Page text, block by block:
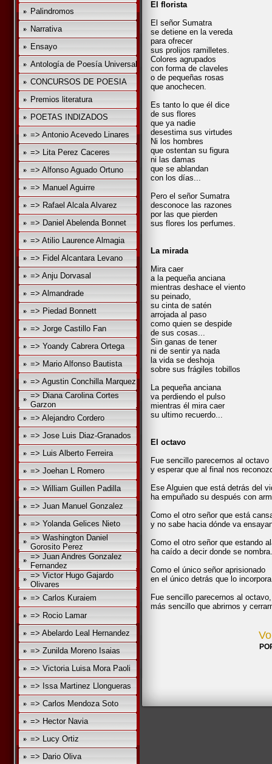
Palindromos
Narrativa
Ensayo
Antología de Poesía Universal
CONCURSOS DE POESIA
Premios literatura
POETAS INDIZADOS
=> Antonio Acevedo Linares
=> Lita Perez Caceres
=> Alfonso Aguado Ortuno
=> Manuel Aguirre
=> Rafael Alcala Alvarez
=> Daniel Abelenda Bonnet
=> Atilio Laurence Almagia
=> Fidel Alcantara Levano
=> Anju Dorvasal
=> Almandrade
=> Piedad Bonnett
=> Jorge Castillo Fan
=> Yoandy Cabrera Ortega
=> Mario Alfonso Bautista
=> Agustin Conchilla Marquez
=> Diana Carolina Cortes
Garzon
=> Alejandro Cordero
=> Jose Luis Diaz-Granados
=> Luis Alberto Ferreira
=> Joehan L Romero
=> William Guillen Padilla
=> Juan Manuel Gonzalez
=> Yolanda Gelices Nieto
=> Washington Daniel
Gorosito Perez
=> Juan Andres Gonzalez
Fernandez
=> Victor Hugo Gajardo
Olivares
=> Carlos Kuraiem
=> Rocio Lamar
=> Abelardo Leal Hernandez
=> Zunilda Moreno Isaias
=> Victoria Luisa Mora Paoli
=> Issa Martinez Llongueras
=> Carlos Mendoza Soto
=> Hector Navia
=> Lucy Ortiz
=> Dario Oliva
El florista
El señor Sumatra
se detiene en la vereda
para ofrecer
sus prolijos ramilletes.
Colores agrupados
con forma de claveles
o de pequeñas rosas
que anochecen.
Es tanto lo que él dice
de sus flores
que ya nadie
desestima sus virtudes
Ni los hombres
que ostentan su figura
ni las damas
que se ablandan
con los días...
Pero el señor Sumatra
desconoce las razones
por las que pierden
sus flores los perfumes.
La mirada
Mira caer
a la pequeña anciana
mientras deshace el viento
su peinado,
su cinta de satén
arrojada al paso
como quien se despide
de sus cosas...
Sin ganas de tener
ni de sentir ya nada
la vida se deshoja
sobre sus frágiles tobillos
La pequeña anciana
va perdiendo el pulso
mientras él mira caer
su ultimo recuerdo...
El octavo
Fue sencillo parecernos al octavo
y esperar que al final nos
Ese Alguien que está detrás del
ha empuñado su después con
Como el otro señor que está
y no sabe hacia dónde va
Como el otro señor que estando
ha caído a decir donde se nombra.
Como el único señor aprisionado
en el único detrás que lo
Fue sencillo parecernos al octavo,
más sencillo que abrirnos y